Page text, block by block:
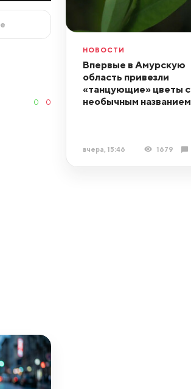
0 0
НОВОСТИ
Впервые в Амурскую
область привезли
«танцующие» цветы с
необычным названием
вчера, 15:46 1679